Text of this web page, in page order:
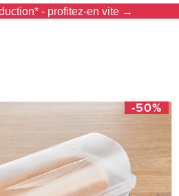
- profitez-en vite →
-50%